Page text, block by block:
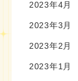
2023年4月
2023年3月
2023年2月
2023年1月